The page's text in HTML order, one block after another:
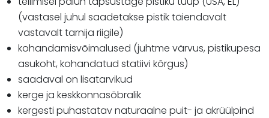
(vastasel juhul saadetakse pistik täiendavalt
vastavalt tarnija riigile)
kohandamisvõimalused (juhtme värvus, pistikupesa
asukoht, kohandatud statiivi kõrgus)
saadaval on lisatarvikud
kerge ja keskkonnasõbralik
kergesti puhastatav naturaalne puit- ja akrüülpind